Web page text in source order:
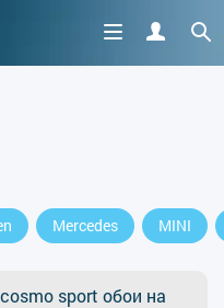
Mercedes MINI
sport обои на